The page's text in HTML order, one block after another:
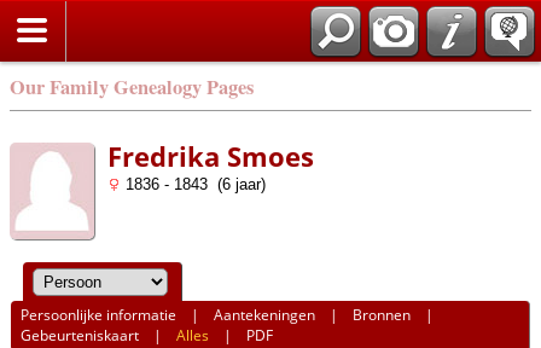
Our Family Genealogy Pages
Fredrika Smoes
1836 - 1843 (6 jaar)
Persoonlijke informatie |Aantekeningen | Bronnen |
Gebeurteniskaart |Alles | PDF